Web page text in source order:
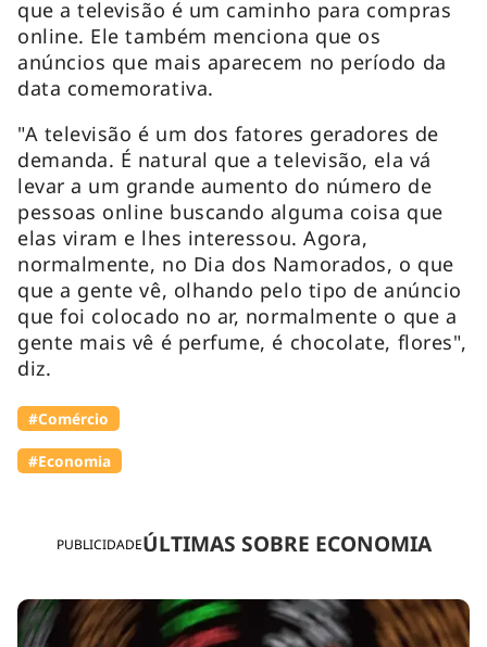
PUBLICIDADEÚLTIMAS SOBRE ECONOMIA
que a televisão é um caminho para compras
online. Ele também menciona que os
anúncios que mais aparecem no período da
data comemorativa.
"A televisão é um dos fatores geradores de
demanda. É natural que a televisão, ela vá
levar a um grande aumento do número de
pessoas online buscando alguma coisa que
elas viram e lhes interessou. Agora,
normalmente, no Dia dos Namorados, o que
que a gente vê, olhando pelo tipo de anúncio
que foi colocado no ar, normalmente o que a
gente mais vê é perfume, é chocolate, flores",
diz.
#Comércio
#Economia